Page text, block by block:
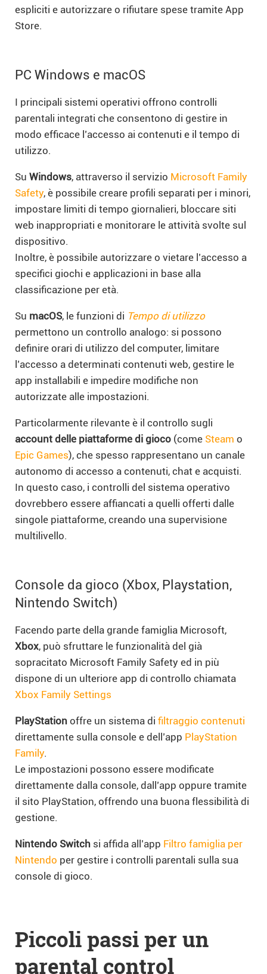
espliciti e autorizzare o rifiutare spese tramite App
Store.
PC Windows e macOS
I principali sistemi operativi offrono controlli
parentali integrati che consentono di gestire in
modo efficace l’accesso ai contenuti e il tempo di
utilizzo.
Su Windows, attraverso il servizio Microsoft Family
Safety, è possibile creare profili separati per i minori,
impostare limiti di tempo giornalieri, bloccare siti
web inappropriati e monitorare le attività svolte sul
dispositivo.
Inoltre, è possibile autorizzare o vietare l’accesso a
specifici giochi e applicazioni in base alla
classificazione per età.
Su macOS, le funzioni di Tempo di utilizzo
permettono un controllo analogo: si possono
definire orari di utilizzo del computer, limitare
l’accesso a determinati contenuti web, gestire le
app installabili e impedire modifiche non
autorizzate alle impostazioni.
Particolarmente rilevante è il controllo sugli
account delle piattaforme di gioco (come Steam o
Epic Games), che spesso rappresentano un canale
autonomo di accesso a contenuti, chat e acquisti.
In questo caso, i controlli del sistema operativo
dovrebbero essere affiancati a quelli offerti dalle
singole piattaforme, creando una supervisione
multilivello.
Console da gioco (Xbox, Playstation,
Nintendo Switch)
Facendo parte della grande famiglia Microsoft,
Xbox, può sfruttare le funzionalità del già
sopracitato Microsoft Family Safety ed in più
dispone di un ulteriore app di controllo chiamata
Xbox Family Settings
PlayStation offre un sistema di filtraggio contenuti
direttamente sulla console e dell’app PlayStation
Family.
Le impostazioni possono essere modificate
direttamente dalla console, dall’app oppure tramite
il sito PlayStation, offrendo una buona flessibilità di
gestione.
Nintendo Switch si affida all’app Filtro famiglia per
Nintendo per gestire i controlli parentali sulla sua
console di gioco.
Piccoli passi per un
parental control